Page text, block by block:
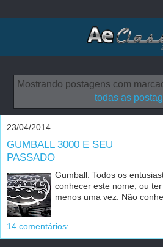
Mostrando postagens com
todas as
23/04/2014
GUMBALL 3000 E SEU
PASSADO
Gumball. Todos os
conhecer este nome, ou
menos uma vez. Não
14 comentários: